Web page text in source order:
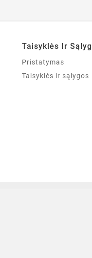
Taisyklės Ir
Pristatymas
Taisyklės ir sąlygos